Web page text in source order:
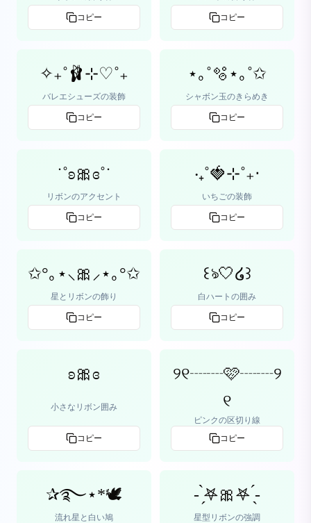
コピー コピー
✧₊˚🩰⊹♡˚₊
バレエシューズの装飾
コピー
⋆｡˚🫧⋆｡˚✩
シャボン玉のきらめき
コピー
˙˚ʚ🎀ɞ˚˙
リボンのアクセント
コピー
‧₊˚🍓⊹˚₊‧
いちごの装飾
コピー
✩°｡⋆⸜🎀⸝⋆｡°✩
星とリボンの飾り
コピー
꒰ঌ🤍໒꒱
白ハートの囲み
コピー
ʚ🎀ɞ
小さなリボン囲み
コピー
୨୧┈┈🩷┈┈୨
୧
ピンクの区切り線
コピー
✰࿐⋆*🕊️
流れ星と白い鳩
- ̗̀𖤐🎀𖤐 ̖́-
星型リボンの強調